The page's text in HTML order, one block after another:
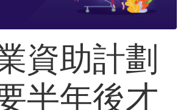
資助計劃
半年後才